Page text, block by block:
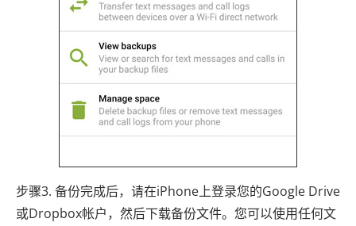
步骤3. 备份完成后，请在iPhone上登录您的Google Drive
或Dropbox帐户，然后下载备份文件。您可以使用任何文